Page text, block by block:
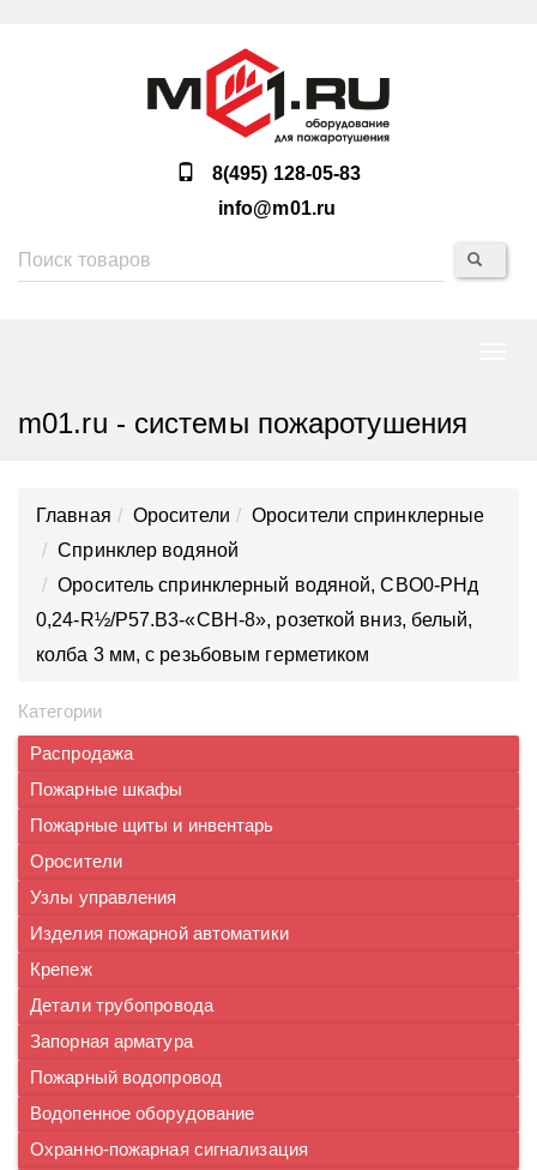
8(495) 128-05-83
info@m01.ru
m01.ru - системы пожаротушения
Главная Оросители
Оросители спринклерные
Спринклер водяной
Ороситель спринклерный водяной, CBO0-PНд
0,24-R½/P57.B3-«CBН-8», розеткой вниз, белый,
колба 3 мм, с резьбовым герметиком
Категории
Распродажа
Пожарные шкафы
Пожарные щиты и инвентарь
Оросители
Узлы управления
Изделия пожарной автоматики
Крепеж
Детали трубопровода
Запорная арматура
Пожарный водопровод
Водопенное оборудование
Охранно-пожарная сигнализация